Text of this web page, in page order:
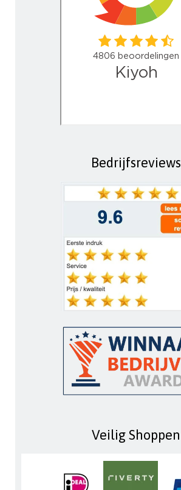
Bedrijfsreviews
Veilig Shoppen